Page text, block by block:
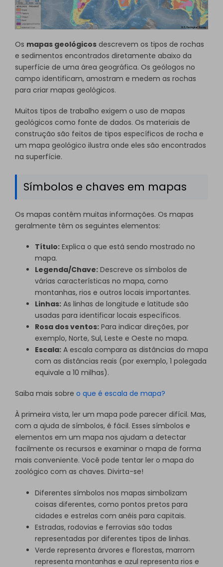
Os mapas geológicos descrevem os tipos de rochas
e sedimentos encontrados diretamente abaixo da
superfície de uma área geográfica. Os geólogos no
campo identificam, amostram e medem as rochas
para criar mapas geológicos.
Muitos tipos de trabalho exigem o uso de mapas
geológicos como fonte de dados. Os materiais de
construção são feitos de tipos específicos de rocha e
um mapa geológico ilustra onde eles são encontrados
na superfície.
Símbolos e chaves em mapas
Os mapas contêm muitas informações. Os mapas
geralmente têm os seguintes elementos:
Título: Explica o que está sendo mostrado no
mapa.
Legenda/Chave: Descreve os símbolos de
várias características no mapa, como
montanhas, rios e outros locais importantes.
Linhas: As linhas de longitude e latitude são
usadas para identificar locais específicos.
Rosa dos ventos: Para indicar direções, por
exemplo, Norte, Sul, Leste e Oeste no mapa.
Escala: A escala compara as distâncias do mapa
com as distâncias reais (por exemplo, 1 polegada
equivale a 10 milhas).
Saiba mais sobre o que é escala de mapa?
À primeira vista, ler um mapa pode parecer difícil. Mas,
com a ajuda de símbolos, é fácil. Esses símbolos e
elementos em um mapa nos ajudam a detectar
facilmente os recursos e examinar o mapa de forma
mais conveniente. Você pode tentar ler o mapa do
zoológico com as chaves. Divirta-se!
Diferentes símbolos nos mapas simbolizam
coisas diferentes, como pontos pretos para
cidades e estrelas com anéis para capitais.
Estradas, rodovias e ferrovias são todas
representadas por diferentes tipos de linhas.
Verde representa árvores e florestas, marrom
representa montanhas e azul representa rios e